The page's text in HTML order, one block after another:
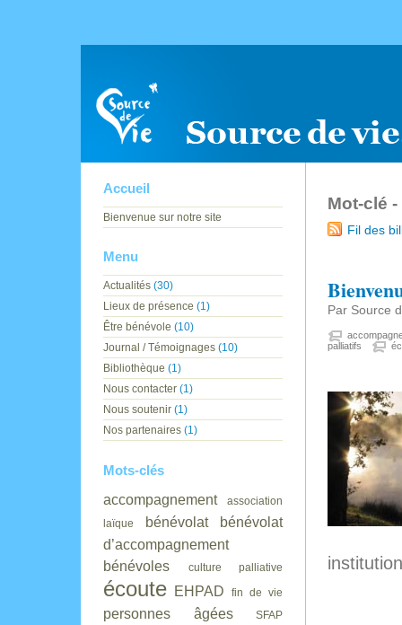
Mot-clé
Fil des
Par Source
palliatifs
Accueil
Bienvenue sur notre site
Menu
Actualités (30)
Lieux de présence (1)
Être bénévole (10)
Journal / Témoignages (10)
Bibliothèque (1)
Nous contacter (1)
Nous soutenir (1)
Nos partenaires (1)
Mots-clés
accompagnement
association
laïque
bénévolat
bénévolat
d’accompagnement
bénévoles
culture palliative
écoute EHPAD fin de vie
personnes âgées SFAP